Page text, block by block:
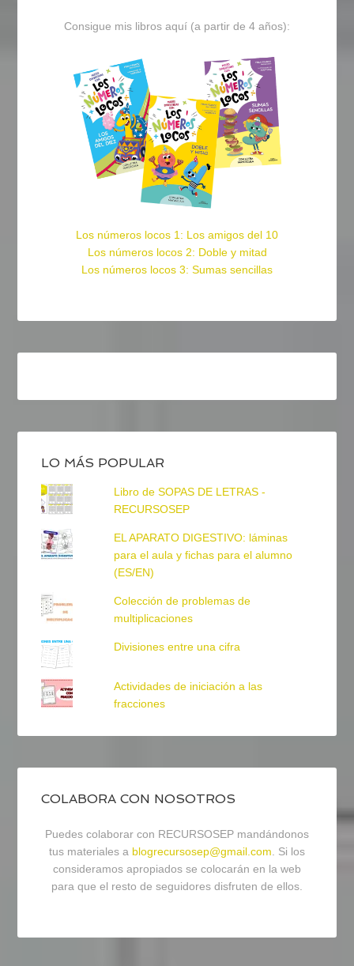
Consigue mis libros aquí (a partir de 4 años):
Los números locos 1: Los amigos del 10
Los números locos 2: Doble y mitad
Los números locos 3: Sumas sencillas
LO MÁS POPULAR
Libro de SOPAS DE LETRAS -
RECURSOSEP
EL APARATO DIGESTIVO: láminas
para el aula y fichas para el alumno
(ES/EN)
Colección de problemas de
multiplicaciones
Divisiones entre una cifra
Actividades de iniciación a las
fracciones
COLABORA CON NOSOTROS
Puedes colaborar con RECURSOSEP mandándonos
tus materiales a blogrecursosep@gmail.com. Si los
consideramos apropiados se colocarán en la web
para que el resto de seguidores disfruten de ellos.